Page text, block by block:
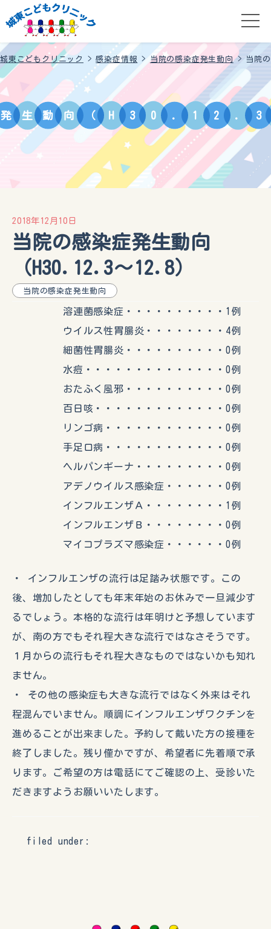
城東こどもクリニック >感染症情報 > 当院の感染症発生動向> 当院
発 生 動 向 （ H 3 0 . 1 2 . 3
2018年12月10日
当院の感染症発生動向
（H30.12.3～12.8）
当院の感染症発生動向
溶連菌感染症・・・・・・・・・・1例
ウイルス性胃腸炎・・・・・・・・4例
細菌性胃腸炎・・・・・・・・・・0例
水痘・・・・・・・・・・・・・・0例
おたふく風邪・・・・・・・・・・0例
百日咳・・・・・・・・・・・・・0例
リンゴ病・・・・・・・・・・・・0例
手足口病・・・・・・・・・・・・0例
ヘルパンギーナ・・・・・・・・・0例
アデノウイルス感染症・・・・・・0例
インフルエンザＡ・・・・・・・・1例
インフルエンザＢ・・・・・・・・0例
マイコプラズマ感染症・・・・・・0例
・ インフルエンザの流行は足踏み状態です。この
後、増加したとしても年末年始のお休みで一旦減少す
るでしょう。本格的な流行は年明けと予想しています
が、南の方でもそれ程大きな流行ではなさそうです。
１月からの流行もそれ程大きなものではないかも知れ
ません。
・ その他の感染症も大きな流行ではなく外来はそれ
程混んでいません。順調にインフルエンザワクチンを
進めることが出来ました。予約して戴いた方の接種を
終了しました。残り僅かですが、希望者に先着順で承
ります。ご希望の方は電話にてご確認の上、受診いた
だきますようお願いいたします。
filed under: